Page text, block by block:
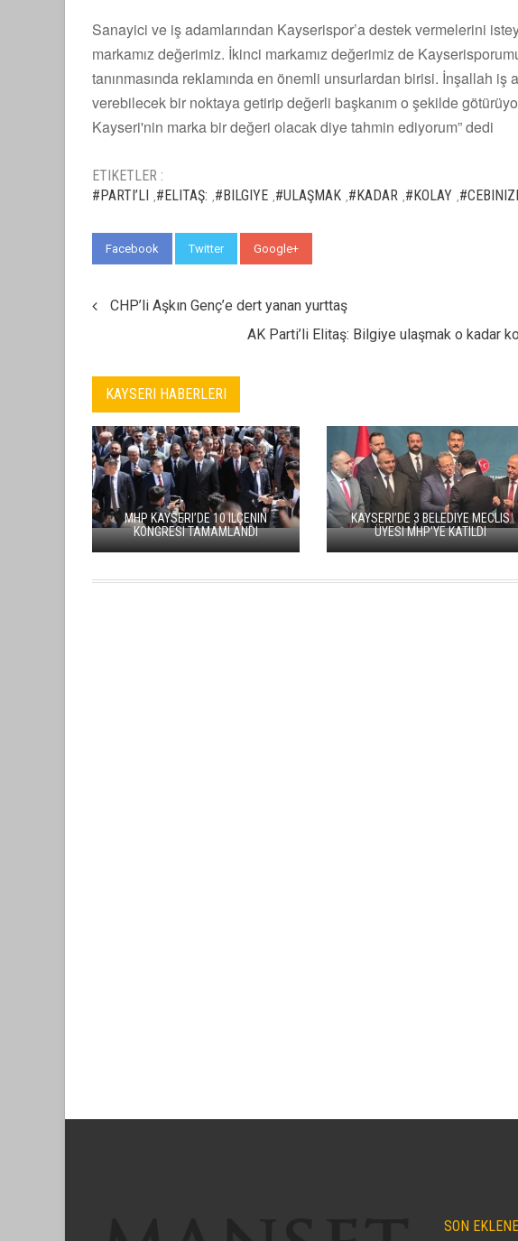
Sanayici ve iş adamlarından Kayserispor’a destek vermelerini
markamız değerimiz. İkinci markamız değerimiz de
tanınmasında reklamında en önemli unsurlardan birisi. İnşallah iş
verebilecek bir noktaya getirip değerli başkanım o şekilde
Kayseri'nin marka bir değeri olacak diye tahmin ediyorum” dedi
ETIKETLER :
#PARTI’LI #ELITAŞ: #BILGIYE #ULAŞMAK #KADAR #KOLAY
Facebook Twitter Google+
CHP’li Aşkın Genç’e dert yanan yurttaş
AK Parti’li Elitaş: Bilgiye ulaşmak o kadar
KAYSERI HABERLERI
MHP KAYSERI’DE 10 ILÇENIN
KONGRESI TAMAMLANDI
KAYSERI’DE 3 BELEDIYE MECLIS
ÜYESI MHP’YE KATILDI
BÜYÜKŞEHİR’DEN SAZYOLU CADDESİ’NDE
35 MİLYON TL’LİK ASFALT ÇALIŞMASI
SON